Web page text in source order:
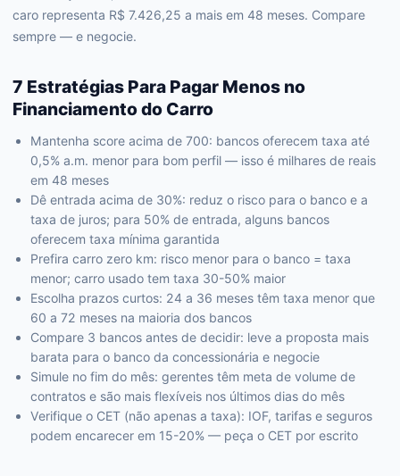
caro representa R$ 7.426,25 a mais em 48 meses. Compare
sempre — e negocie.
7 Estratégias Para Pagar Menos no
Financiamento do Carro
Mantenha score acima de 700: bancos oferecem taxa até
0,5% a.m. menor para bom perfil — isso é milhares de reais
em 48 meses
Dê entrada acima de 30%: reduz o risco para o banco e a
taxa de juros; para 50% de entrada, alguns bancos
oferecem taxa mínima garantida
Prefira carro zero km: risco menor para o banco = taxa
menor; carro usado tem taxa 30-50% maior
Escolha prazos curtos: 24 a 36 meses têm taxa menor que
60 a 72 meses na maioria dos bancos
Compare 3 bancos antes de decidir: leve a proposta mais
barata para o banco da concessionária e negocie
Simule no fim do mês: gerentes têm meta de volume de
contratos e são mais flexíveis nos últimos dias do mês
Verifique o CET (não apenas a taxa): IOF, tarifas e seguros
podem encarecer em 15-20% — peça o CET por escrito